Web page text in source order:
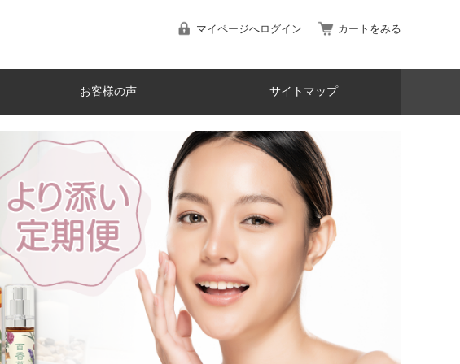
マイページへログイン カートをみる
お客様の声 サイトマップ